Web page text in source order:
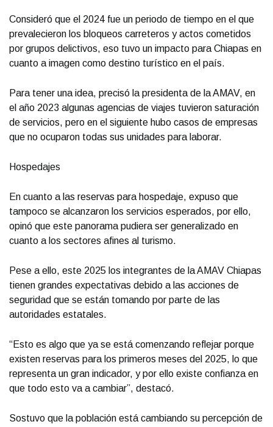
Consideró que el 2024 fue un periodo de tiempo en el que
prevalecieron los bloqueos carreteros y actos cometidos
por grupos delictivos, eso tuvo un impacto para Chiapas en
cuanto a imagen como destino turístico en el país.
Para tener una idea, precisó la presidenta de la AMAV, en
el año 2023 algunas agencias de viajes tuvieron saturación
de servicios, pero en el siguiente hubo casos de empresas
que no ocuparon todas sus unidades para laborar.
Hospedajes
En cuanto a las reservas para hospedaje, expuso que
tampoco se alcanzaron los servicios esperados, por ello,
opinó que este panorama pudiera ser generalizado en
cuanto a los sectores afines al turismo.
Pese a ello, este 2025 los integrantes de la AMAV Chiapas
tienen grandes expectativas debido a las acciones de
seguridad que se están tomando por parte de las
autoridades estatales.
“Esto es algo que ya se está comenzando reflejar porque
existen reservas para los primeros meses del 2025, lo que
representa un gran indicador, y por ello existe confianza en
que todo esto va a cambiar”, destacó.
Sostuvo que la población está cambiando su percepción de